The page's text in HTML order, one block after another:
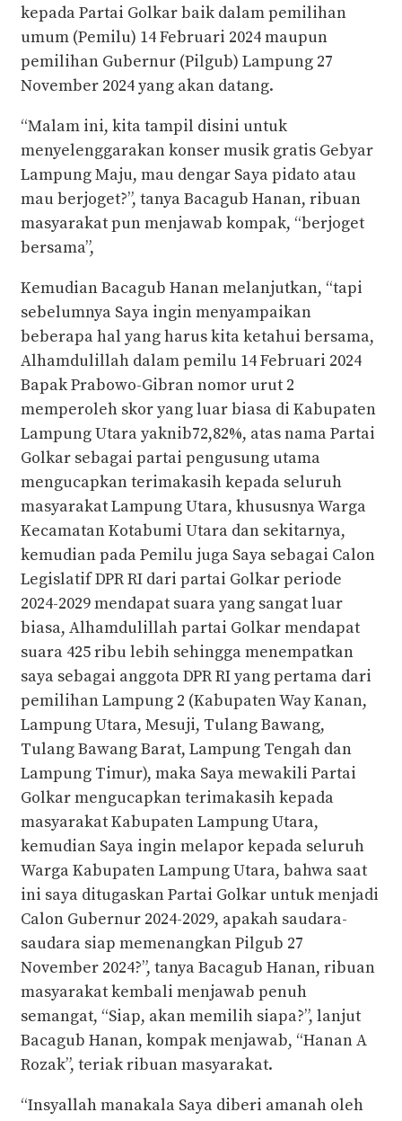
kepada Partai Golkar baik dalam pemilihan
umum (Pemilu) 14 Februari 2024 maupun
pemilihan Gubernur (Pilgub) Lampung 27
November 2024 yang akan datang.
“Malam ini, kita tampil disini untuk
menyelenggarakan konser musik gratis Gebyar
Lampung Maju, mau dengar Saya pidato atau
mau berjoget?”, tanya Bacagub Hanan, ribuan
masyarakat pun menjawab kompak, “berjoget
bersama”,
Kemudian Bacagub Hanan melanjutkan, “tapi
sebelumnya Saya ingin menyampaikan
beberapa hal yang harus kita ketahui bersama,
Alhamdulillah dalam pemilu 14 Februari 2024
Bapak Prabowo-Gibran nomor urut 2
memperoleh skor yang luar biasa di Kabupaten
Lampung Utara yaknib72,82%, atas nama Partai
Golkar sebagai partai pengusung utama
mengucapkan terimakasih kepada seluruh
masyarakat Lampung Utara, khususnya Warga
Kecamatan Kotabumi Utara dan sekitarnya,
kemudian pada Pemilu juga Saya sebagai Calon
Legislatif DPR RI dari partai Golkar periode
2024-2029 mendapat suara yang sangat luar
biasa, Alhamdulillah partai Golkar mendapat
suara 425 ribu lebih sehingga menempatkan
saya sebagai anggota DPR RI yang pertama dari
pemilihan Lampung 2 (Kabupaten Way Kanan,
Lampung Utara, Mesuji, Tulang Bawang,
Tulang Bawang Barat, Lampung Tengah dan
Lampung Timur), maka Saya mewakili Partai
Golkar mengucapkan terimakasih kepada
masyarakat Kabupaten Lampung Utara,
kemudian Saya ingin melapor kepada seluruh
Warga Kabupaten Lampung Utara, bahwa saat
ini saya ditugaskan Partai Golkar untuk menjadi
Calon Gubernur 2024-2029, apakah saudara-
saudara siap memenangkan Pilgub 27
November 2024?”, tanya Bacagub Hanan, ribuan
masyarakat kembali menjawab penuh
semangat, “Siap, akan memilih siapa?”, lanjut
Bacagub Hanan, kompak menjawab, “Hanan A
Rozak”, teriak ribuan masyarakat.
“Insyallah manakala Saya diberi amanah oleh